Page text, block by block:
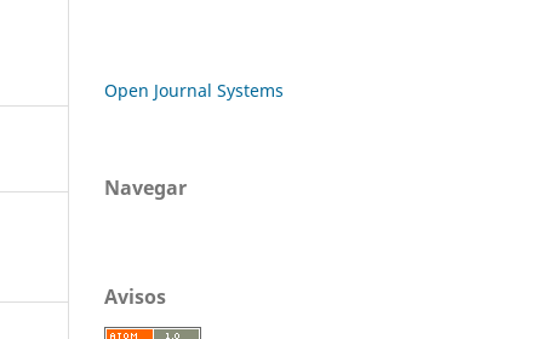
Open Journal Systems
Navegar
Avisos